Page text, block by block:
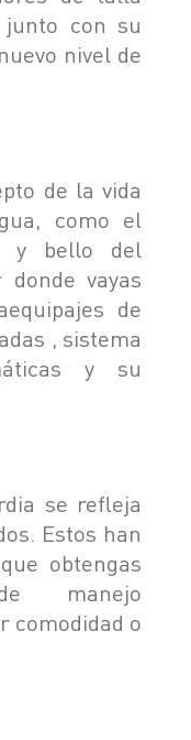
con su
nivel de
de la vida
como el
y bello del
vayas
de
, sistema
y su
se refleja
Estos han
obtengas
manejo
comodidad o